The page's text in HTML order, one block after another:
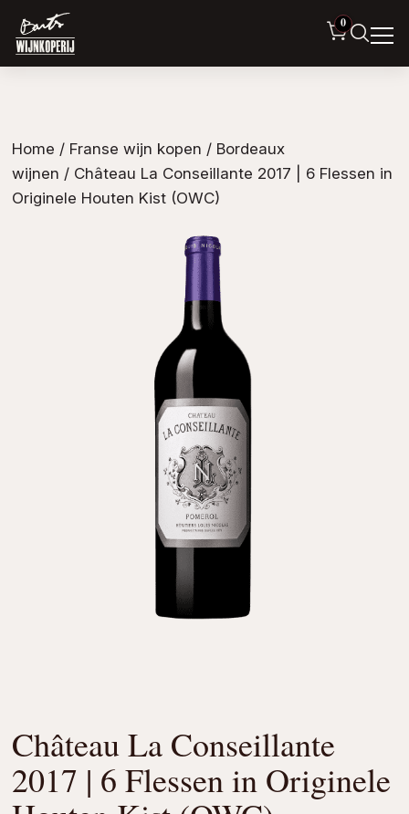
0
Home / Franse wijn kopen / Bordeaux
wijnen / Château La Conseillante 2017 | 6 Flessen in
Originele Houten Kist (OWC)
Château La Conseillante
2017 | 6 Flessen in Originele